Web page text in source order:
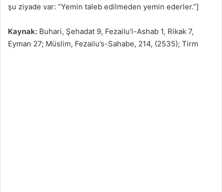
şu ziyade var: “Yemin taleb edilmeden yemin ederler.”]
Kaynak: Buhari, Şehadat 9, Fezailu’l-Ashab 1, Rikak 7,
Eyman 27; Müslim, Fezailu’s-Sahabe, 214, (2535); Tirm